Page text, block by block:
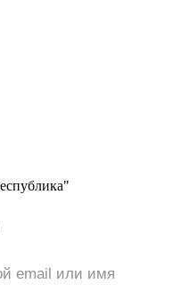
email или имя